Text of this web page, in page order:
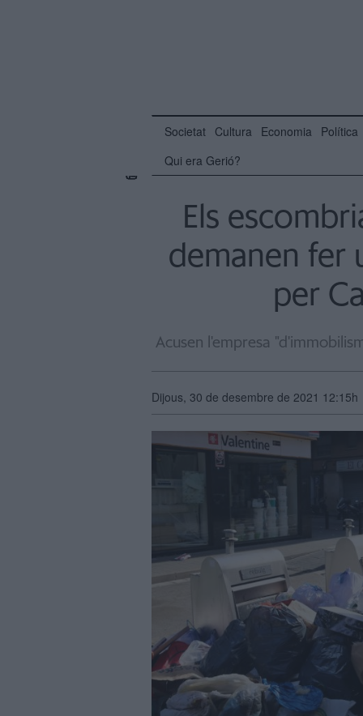
Societat Cultura Economia Política
Qui era Gerió?
Els
demanen fer
per
Acusen l'empresa
Dijous, 30 de desembre de 2021 12:15h